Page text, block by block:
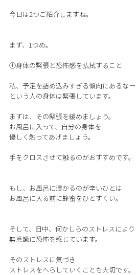
今日は2つご紹介しますね。
まず、1つめ。
①身体の緊張と恐怖感を払拭すること
私、予定を詰め込みすぎる傾向にあるなー
という人の身体は緊張しています。
まずは、その緊張を緩めましょう。
お風呂に入って、自分の身体を
優しく触ってあげましょう。
手をクロスさせて触るのがおすすめです。
もし、お風呂に浸かるのが辛いひとは
お風呂に入る前に蜂蜜をひとすくい。
そして、日中、何かしらのストレスにより
無意識に恐怖を感じています。
そのストレスに気づき
ストレスをへらしていくことも大切です。